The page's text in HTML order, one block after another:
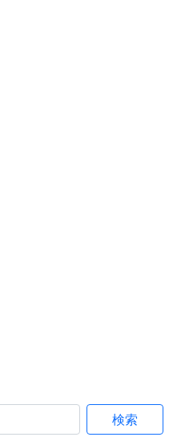
検索